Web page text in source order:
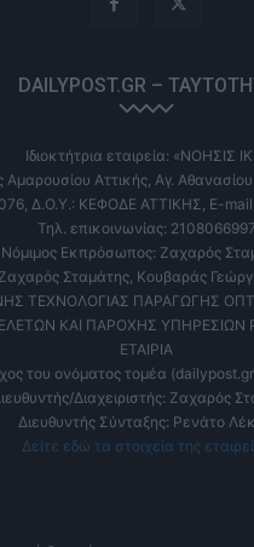
DAILYPOST.GR –
Ιδιοκτήτρια εταιρεία: «ΝΟΗΣΙΣ
Αττικής, Αγ.
Δ.Ο.Υ.: ΚΕΦΟΔΕ ΑΤΤΙΚΗΣ, E-mail:
Τηλ. επικοινωνίας: 2108066997
Νόμιμος Εκπρόσωπος: Ζαχαρός
Σταμάτης, Κουβαράς
ΤΕΧΝΟΛΟΓΙΑΣ ΠΑΡΑΓΩΓΗΣ
ΚΑΙ ΠΑΡΟΧΗΣ ΥΠΗΡΕΣΙΩΝ
ΕΤΑΙΡΙΑ
του ονόματος τομέα
Διαχειριστής: Ζαχαρός
Διευθυντής Σύνταξης: Ρενάτο
Δείτε εδώ τα στοιχεία της